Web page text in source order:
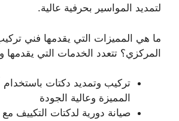
لتمديد المواسير بحرفية عالية.
ما هي المميزات التي يقدمها فني
المركزي؟ تتعدد الخدمات التي
تركيب وتمديد دكتات
المميزة وعالية الجودة
صيانة دورية لدكتات التكييف